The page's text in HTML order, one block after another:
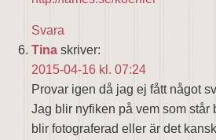
Svara
Tina skriver:
2015-04-16 kl. 07:24
Provar igen då jag ej fått något
Jag blir nyfiken på vem som står
blir fotograferad eller är det